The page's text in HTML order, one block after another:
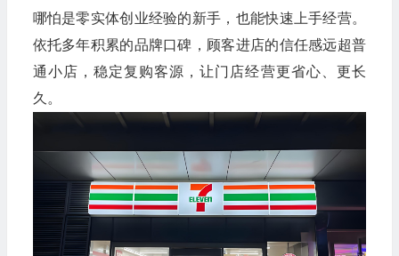
哪怕是零实体创业经验的新手，也能快速上手经营。
依托多年积累的品牌口碑，顾客进店的信任感远超普
通小店，稳定复购客源，让门店经营更省心、更长
久。